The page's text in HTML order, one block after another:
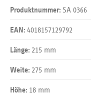
Produktnummer: SA 0366
EAN: 4018157129792
Länge: 215 mm
Weite: 275 mm
Höhe: 18 mm